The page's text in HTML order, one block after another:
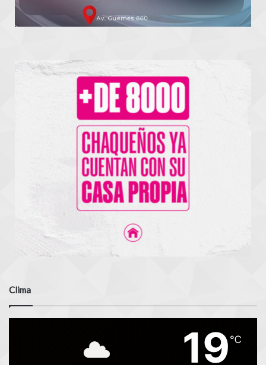
Clima
19 ℃